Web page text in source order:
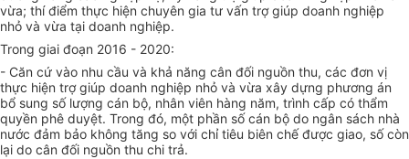
vừa; thí điểm thực hiện chuyên gia tư vấn trợ giúp doanh nghiệp
nhỏ và vừa tại doanh nghiệp.
Trong giai đoạn 2016 - 2020:
- Căn cứ vào nhu cầu và khả năng cân đối nguồn thu, các đơn vị
thực hiện trợ giúp doanh nghiệp nhỏ và vừa xây dựng phương án
bổ sung số lượng cán bộ, nhân viên hàng năm, trình cấp có thẩm
quyền phê duyệt. Trong đó, một phần số cán bộ do ngân sách nhà
nước đảm bảo không tăng so với chỉ tiêu biên chế được giao, số còn
lại do cân đối nguồn thu chi trả.